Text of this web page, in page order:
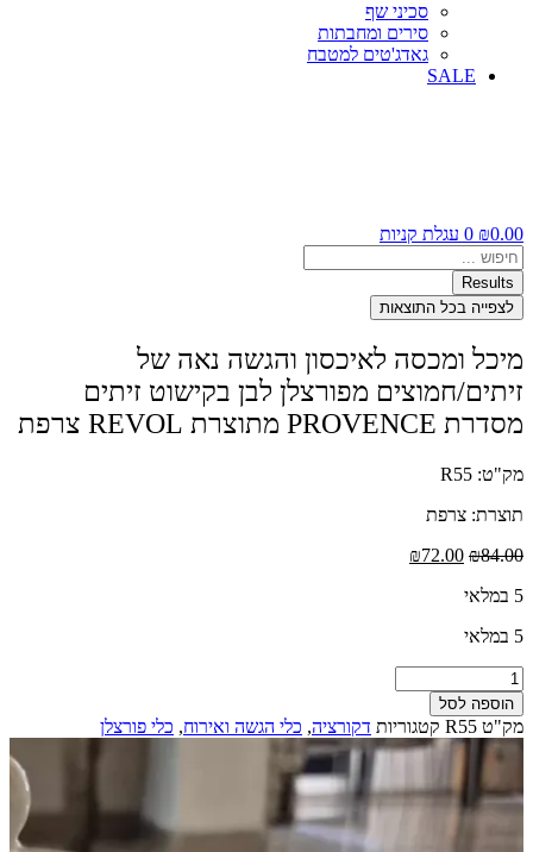
סכיני שף
סירים ומחבתות
גאדג'טים למטבח
SALE
₪0.00
0 עגלת קניות
Search
...
Results
לצפייה בכל התוצאות
מיכל ומכסה לאיכסון והגשה נאה של
זיתים/חמוצים מפורצלן לבן בקישוט זיתים
מסדרת PROVENCE מתוצרת REVOL צרפת
מק"ט: R55
תוצרת: צרפת
₪84.00
המחיר
היה:
₪72.00
5 במלאי
5 במלאי
כמות
של
מיכל
ומכסה
לאיכסון
והגשה
נאה
הוספה לסל
מק"ט R55 קטגוריות דקורציה, כלי הגשה ואירוח, כלי פורצלן